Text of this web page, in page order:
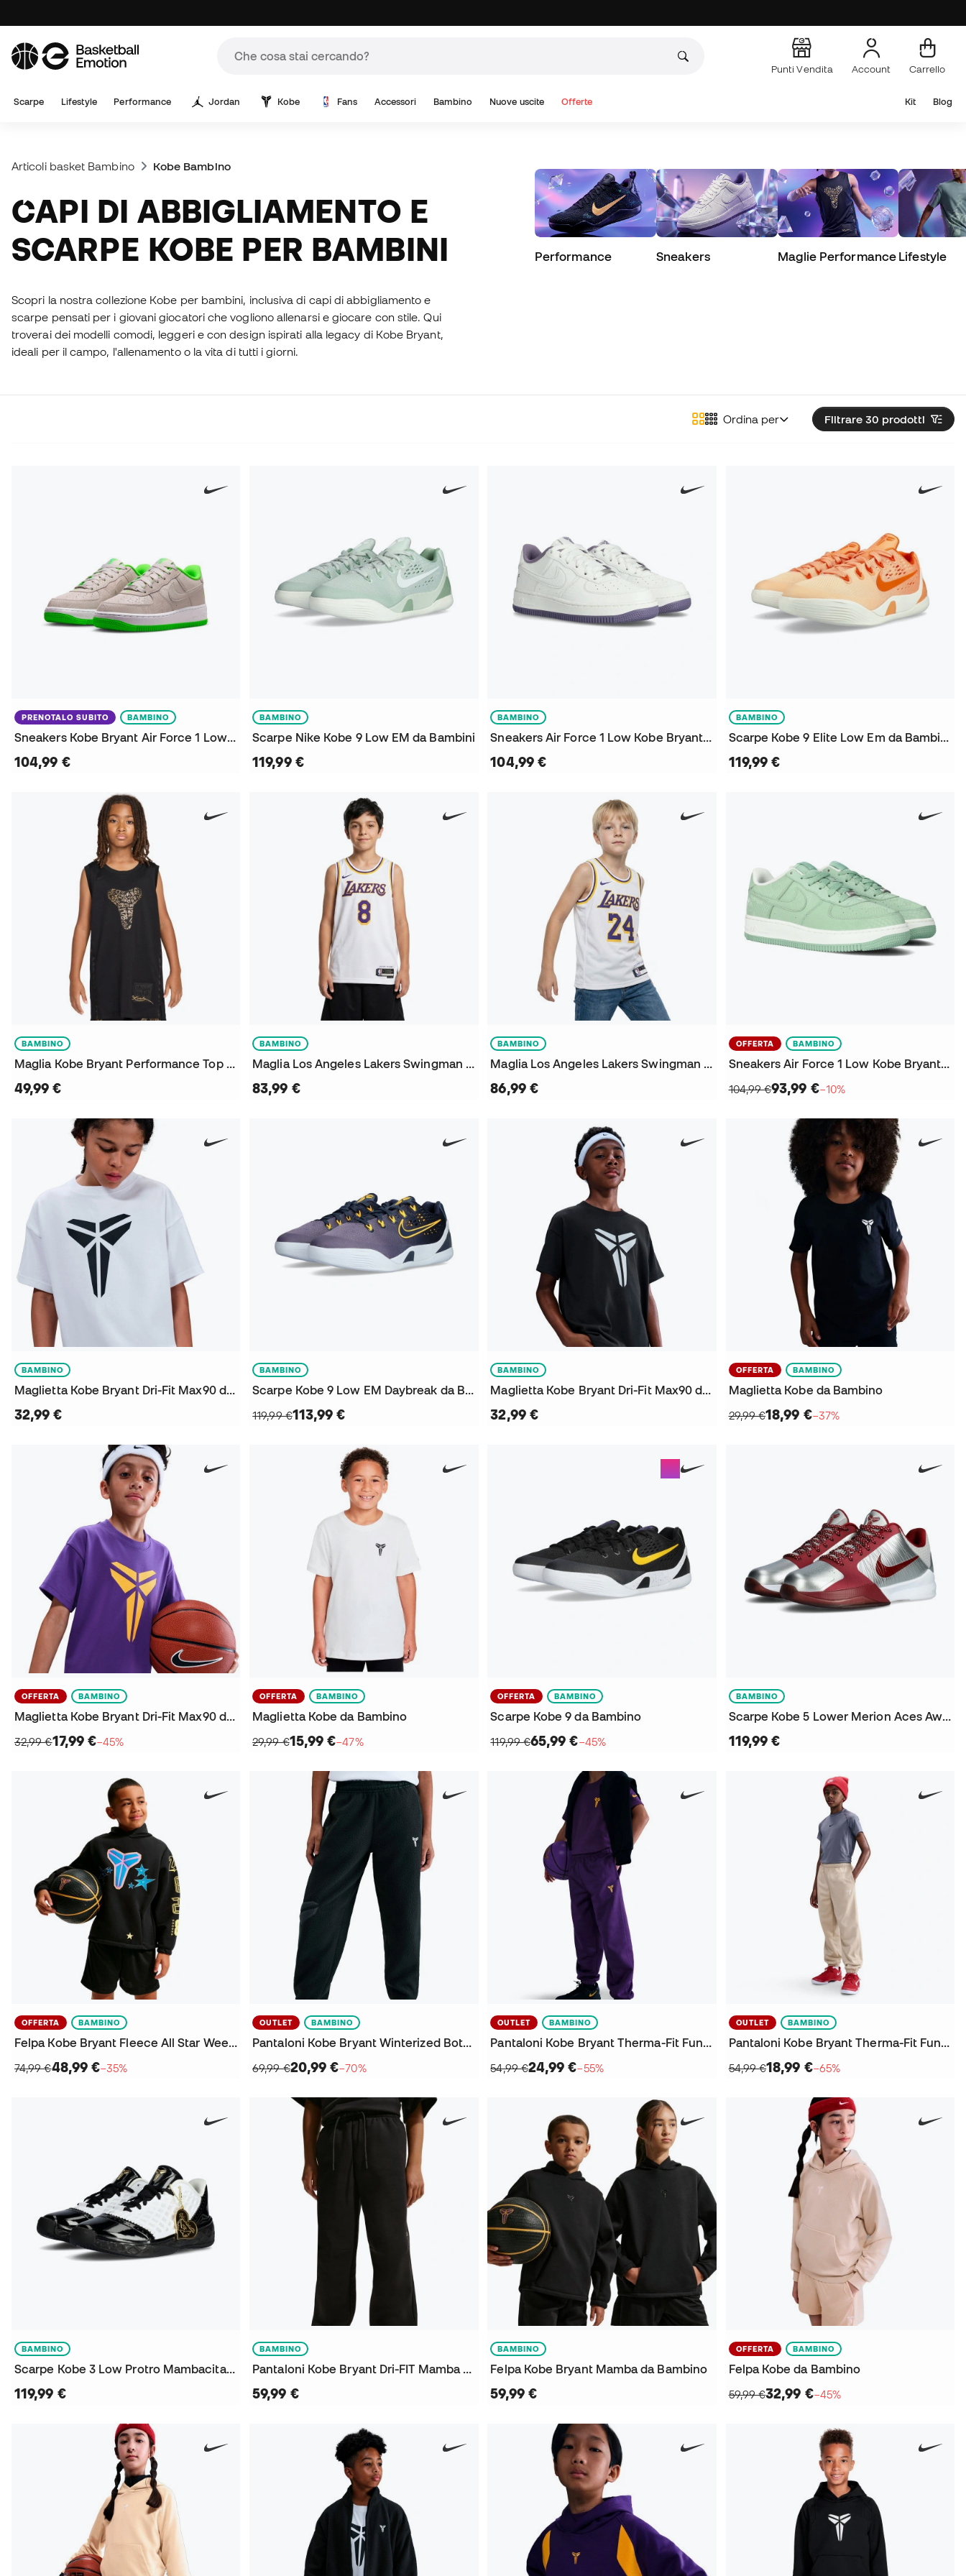
Punti Vendita Account Carrello
Scarpe Lifestyle Performance Jordan Kobe Fans Accessori Bambino Nuove uscite Offerte Kit Blog
Articoli basket Bambino Kobe Bambino
CAPI DI ABBIGLIAMENTO E
SCARPE KOBE PER BAMBINI
Scopri la nostra collezione Kobe per bambini, inclusiva di capi di abbigliamento e
scarpe pensati per i giovani giocatori che vogliono allenarsi e giocare con stile. Qui
troverai dei modelli comodi, leggeri e con design ispirati alla legacy di Kobe Bryant,
ideali per il campo, l'allenamento o la vita di tutti i giorni.
Performance Sneakers Maglie Performance Lifestyle
Filtrare 30 prodotti
Ordina per
PRENOTALO SUBITO BAMBINO
Sneakers Kobe Bryant Air Force 1 Low Niño
104,99 €
BAMBINO
Scarpe Nike Kobe 9 Low EM da Bambini
119,99 €
BAMBINO
Sneakers Air Force 1 Low Kobe Bryant da Bambino
104,99 €
BAMBINO
Scarpe Kobe 9 Elite Low Em da Bambino
119,99 €
BAMBINO
Maglia Kobe Bryant Performance Top Mamba Day da Bambino
49,99 €
BAMBINO
Maglia Los Angeles Lakers Swingman Association Edition Kobe Bryant da Bambino
83,99 €
BAMBINO
Maglia Los Angeles Lakers Swingman Association Edition Kobe Bryant da Bambino
86,99 €
OFFERTA BAMBINO
Sneakers Air Force 1 Low Kobe Bryant da Bambino
104,99 €93,99 €−10%
BAMBINO
Maglietta Kobe Bryant Dri-Fit Max90 da Bambino
32,99 €
BAMBINO
Scarpe Kobe 9 Low EM Daybreak da Bambino
119,99 €113,99 €
BAMBINO
Maglietta Kobe Bryant Dri-Fit Max90 da Bambino
32,99 €
OFFERTA BAMBINO
Maglietta Kobe da Bambino
29,99 €18,99 €−37%
OFFERTA BAMBINO
Maglietta Kobe Bryant Dri-Fit Max90 da Bambino
32,99 €17,99 €−45%
OFFERTA BAMBINO
Maglietta Kobe da Bambino
29,99 €15,99 €−47%
OFFERTA BAMBINO
Scarpe Kobe 9 da Bambino
119,99 €65,99 €−45%
BAMBINO
Scarpe Kobe 5 Lower Merion Aces Away da Bambino
119,99 €
OFFERTA BAMBINO
Felpa Kobe Bryant Fleece All Star Weekend da Bambino
74,99 €48,99 €−35%
OUTLET BAMBINO
Pantaloni Kobe Bryant Winterized Bottom da Bambino
69,99 €20,99 €−70%
OUTLET BAMBINO
Pantaloni Kobe Bryant Therma-Fit Fund da Bambino
54,99 €24,99 €−55%
OUTLET BAMBINO
Pantaloni Kobe Bryant Therma-Fit Fund da Bambino
54,99 €18,99 €−65%
BAMBINO
Scarpe Kobe 3 Low Protro Mambacita da Bambino
119,99 €
BAMBINO
Pantaloni Kobe Bryant Dri-FIT Mamba Fleece da Bambino
59,99 €
BAMBINO
Felpa Kobe Bryant Mamba da Bambino
59,99 €
OFFERTA BAMBINO
Felpa Kobe da Bambino
59,99 €32,99 €−45%